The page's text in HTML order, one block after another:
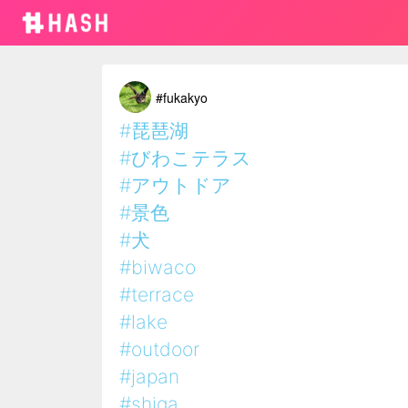
#fukakyo
#琵琶湖
#びわこテラス
#アウトドア
#景色
#犬
#biwaco
#terrace
#lake
#outdoor
#japan